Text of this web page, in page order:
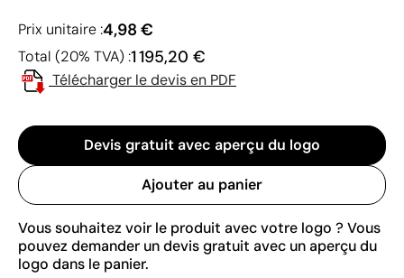
Prix unitaire :4,98 €
Total (20% TVA) :1 195,20 €
Télécharger le devis en PDF
Devis gratuit avec aperçu du logo
Ajouter au panier
Vous souhaitez voir le produit avec votre logo ? Vous
pouvez demander un devis gratuit avec un aperçu du
logo dans le panier.